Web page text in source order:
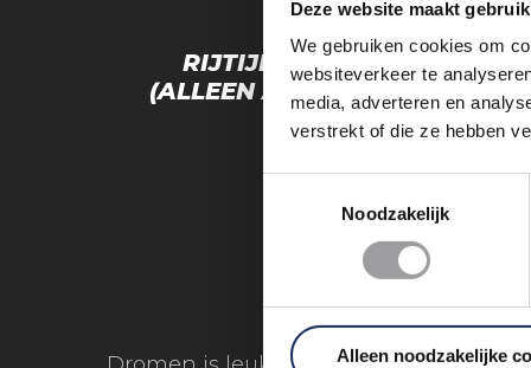
Deze website maakt
We gebruiken cookies om
websiteverkeer te
media, adverteren en
verstrekt of die ze hebben
Noodzakelijk
Alleen noodzakelijke
RIJTIJD VERLENGEN MET 15
(ALLEEN ANTWOORD JA OP